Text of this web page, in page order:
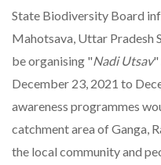
State Biodiversity Board
Mahotsava, Uttar Pradesh
be organising "Nadi Utsav"
December 23, 2021 to
awareness programmes
catchment area of Ganga,
the local community and